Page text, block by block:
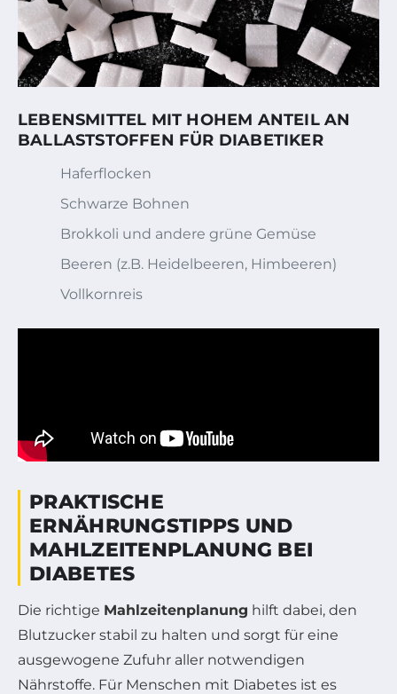
LEBENSMITTEL MIT HOHEM ANTEIL AN
BALLASTSTOFFEN FÜR DIABETIKER
Haferflocken
Schwarze Bohnen
Brokkoli und andere grüne Gemüse
Beeren (z.B. Heidelbeeren, Himbeeren)
Vollkornreis
PRAKTISCHE
ERNÄHRUNGSTIPPS UND
MAHLZEITENPLANUNG BEI
DIABETES
Die richtige Mahlzeitenplanung hilft dabei, den
Blutzucker stabil zu halten und sorgt für eine
ausgewogene Zufuhr aller notwendigen
Nährstoffe. Für Menschen mit Diabetes ist es